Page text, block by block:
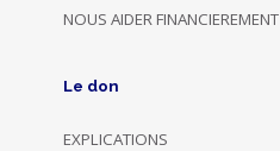
NOUS AIDER FINANCIEREMENT
Le don
EXPLICATIONS